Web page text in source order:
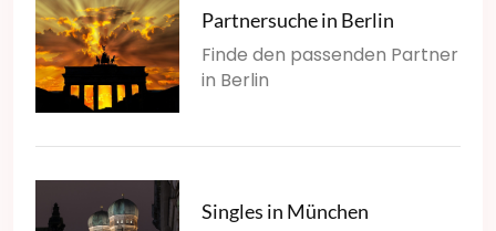
Partnersuche in Berlin
Finde den passenden Partner
in Berlin
Singles in München